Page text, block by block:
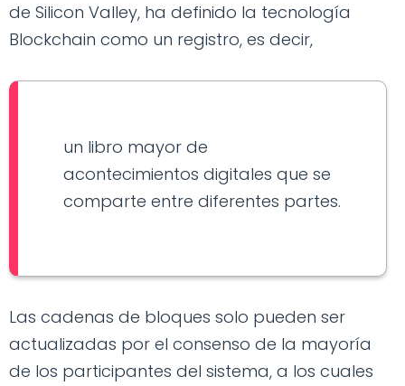
de Silicon Valley, ha definido la tecnología
Blockchain como un registro, es decir,
un libro mayor de
acontecimientos digitales que se
comparte entre diferentes partes.
Las cadenas de bloques solo pueden ser
actualizadas por el consenso de la mayoría
de los participantes del sistema, a los cuales